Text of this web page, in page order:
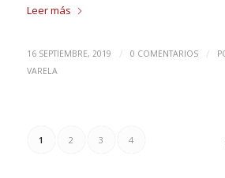
Leer más
16 SEPTIEMBRE, 2019 / 0 COMENTARIOS /
VARELA
1 2 3 4